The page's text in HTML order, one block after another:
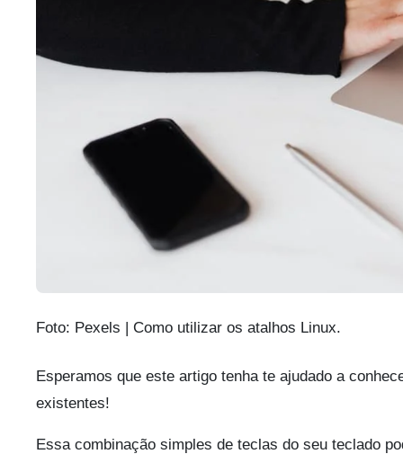
Foto: Pexels | Como utilizar os atalhos Linux.
Esperamos que este artigo tenha te ajudado a
existentes!
Essa combinação simples de teclas do seu teclado